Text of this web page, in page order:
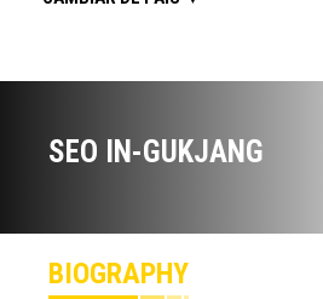
SEO IN-GUKJANG
BIOGRAPHY